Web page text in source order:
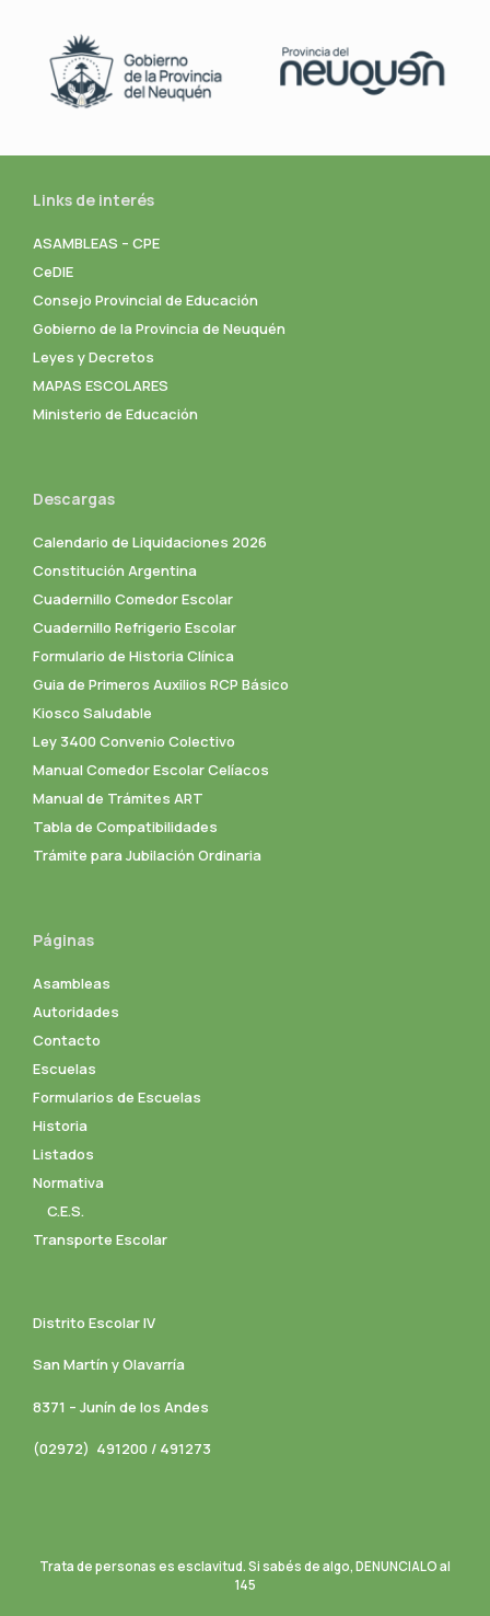
Links de interés
ASAMBLEAS – CPE
CeDIE
Consejo Provincial de Educación
Gobierno de la Provincia de Neuquén
Leyes y Decretos
MAPAS ESCOLARES
Ministerio de Educación
Descargas
Calendario de Liquidaciones 2026
Constitución Argentina
Cuadernillo Comedor Escolar
Cuadernillo Refrigerio Escolar
Formulario de Historia Clínica
Guia de Primeros Auxilios RCP Básico
Kiosco Saludable
Ley 3400 Convenio Colectivo
Manual Comedor Escolar Celíacos
Manual de Trámites ART
Tabla de Compatibilidades
Trámite para Jubilación Ordinaria
Páginas
Asambleas
Autoridades
Contacto
Escuelas
Formularios de Escuelas
Historia
Listados
Normativa
C.E.S.
Transporte Escolar
Distrito Escolar IV
San Martín y Olavarría
8371 – Junín de los Andes
(02972) 491200 / 491273
Trata de personas es esclavitud. Si sabés de algo, DENUNCIALO al
145